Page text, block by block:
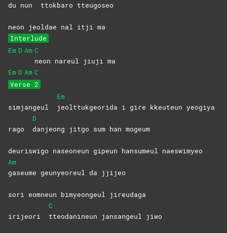
du nun ttokbaro tteugoseo
neon jeoldae nal itji ma
Interlude
Em D Am C
neon nareul jiuji ma
Em D Am C
Verse 2
simjangeul
Em
jeolttukgeorida i gire kkeuteun yeogiya
rago
D
danjeong jitgo sum han mogeum
deuriswigo naseoneun gipeun hansumeul naeswimyeo
Am
gaseume geunyeoreul da jjijeo
sori eomneun bimyeongeul jireudaga
irijeori
C
tteodanineun jansangeul jiwo